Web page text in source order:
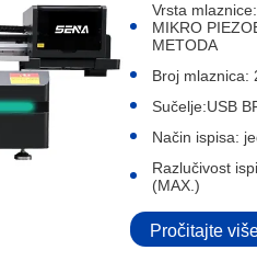
Vrsta
MIKRO
METODA
Broj mlaznica:
Sučelje:USB
Način ispisa:
Razlučivost
(MAX.)
Pročitajte